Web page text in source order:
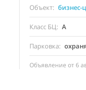
Объект бизнес-
Класс БЦ A
Парковка
Объявление от 6